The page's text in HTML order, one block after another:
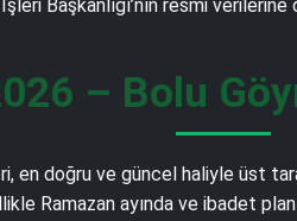
Başkanlığı’nın resmi
– Bolu
en doğru ve güncel haliyle üst
Ramazan ayında ve ibadet